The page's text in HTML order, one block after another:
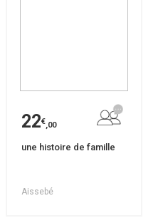
22€,00
une histoire de famille
Aissebé